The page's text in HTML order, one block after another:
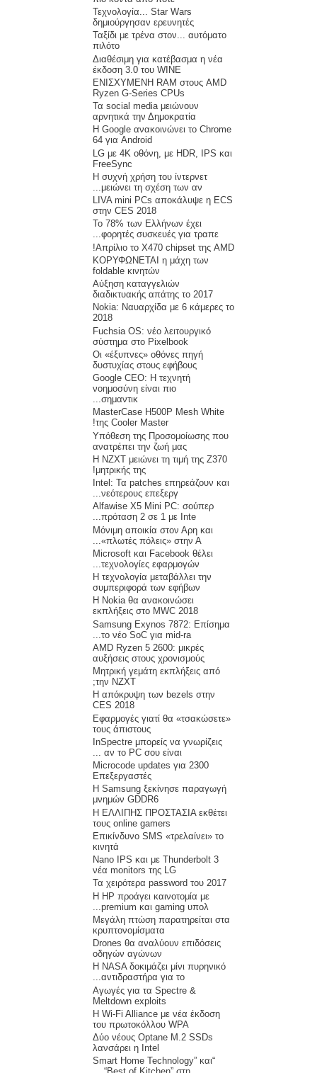
Τεχνολογία... Star Wars
δημιούργησαν ερευνητές
Ταξίδι με τρένα στον... αυτόματο
πιλότο
Διαθέσιμη για κατέβασμα η νέα
έκδοση 3.0 του WINE
ΕΝΙΣΧΥΜΕΝΗ RAM στους AMD
Ryzen G-Series CPUs
Τα social media μειώνουν
αρνητικά την Δημοκρατία
Η Google ανακοινώνει το Chrome
64 για Android
LG με 4K οθόνη, με HDR, IPS και
FreeSync
Η συχνή χρήση του ίντερνετ
μειώνει τη σχέση των αν...
LIVA mini PCs αποκάλυψε η ECS
στην CES 2018
Το 78% των Ελλήνων έχει
φορητές συσκευές για τραπε...
Απρίλιο το X470 chipset της AMD!
ΚΟΡΥΦΩΝΕΤΑΙ η μάχη των
foldable κινητών
Αύξηση καταγγελιών
διαδικτυακής απάτης το 2017
Nokia: Ναυαρχίδα με 6 κάμερες το
2018
Fuchsia OS: νέο λειτουργικό
σύστημα στο Pixelbook
Οι «έξυπνες» οθόνες πηγή
δυστυχίας στους εφήβους
Google CEO: Η τεχνητή
νοημοσύνη είναι πιο
σημαντικ...
MasterCase H500P Mesh White
της Cooler Master!
Υπόθεση της Προσομοίωσης που
ανατρέπει την ζωή μας
H NZXT μειώνει τη τιμή της Z370
μητρικής της!
Intel: Τα patches επηρεάζουν και
νεότερους επεξεργ...
Alfawise X5 Mini PC: σούπερ
πρόταση 2 σε 1 με Inte...
Μόνιμη αποικία στον Αρη και
«πλωτές πόλεις» στην Α...
Microsoft και Facebook θέλει
τεχνολογίες εφαρμογών...
Η τεχνολογία μεταβάλλει την
συμπεριφορά των εφήβων
Η Nokia θα ανακοινώσει
εκπλήξεις στο MWC 2018
Samsung Exynos 7872: Επίσημα
το νέο SoC για mid-ra...
AMD Ryzen 5 2600: μικρές
αυξήσεις στους χρονισμούς
Μητρική γεμάτη εκπλήξεις από
την NZXT;
Η απόκρυψη των bezels στην
CES 2018
Εφαρμογές γιατί θα «τσακώσετε»
τους άπιστους
InSpectre μπορείς να γνωρίζεις
αν το PC σου είναι ...
Microcode updates για 2300
Επεξεργαστές
H Samsung ξεκίνησε παραγωγή
μνημών GDDR6
Η ΕΛΛΙΠΗΣ ΠΡΟΣΤΑΣΙΑ εκθέτει
τους online gamers
Επικίνδυνο SMS «τρελαίνει» το
κινητά
Nano IPS και με Thunderbolt 3
νέα monitors της LG
Τα χειρότερα password του 2017
Η HP προάγει καινοτομία με
premium και gaming υπολ...
Μεγάλη πτώση παρατηρείται στα
κρυπτονομίσματα
Drones θα αναλύουν επιδόσεις
οδηγών αγώνων
Η NASA δοκιμάζει μίνι πυρηνικό
αντιδραστήρα για το...
Αγωγές για τα Spectre &
Meltdown exploits
Η Wi-Fi Alliance με νέα έκδοση
του πρωτοκόλλου WPA
Δύο νέους Optane M.2 SSDs
λανσάρει η Intel
“Smart Home Technology” και